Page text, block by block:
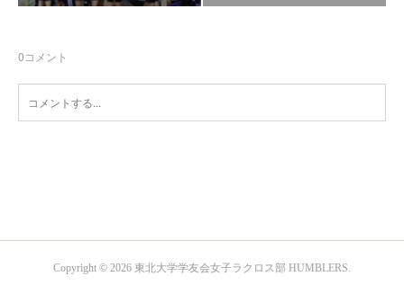
0コメント
Copyright © 2026 東北大学学友会女子ラクロス部 HUMBLERS.